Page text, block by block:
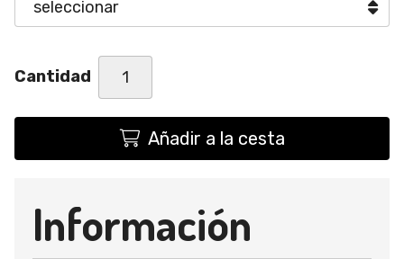
Cantidad
Añadir a la cesta
Información